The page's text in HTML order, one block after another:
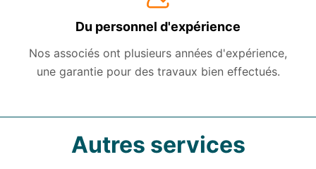
Du personnel d'expérience
Nos associés ont plusieurs années d'expérience,
une garantie pour des travaux bien effectués.
Autres services